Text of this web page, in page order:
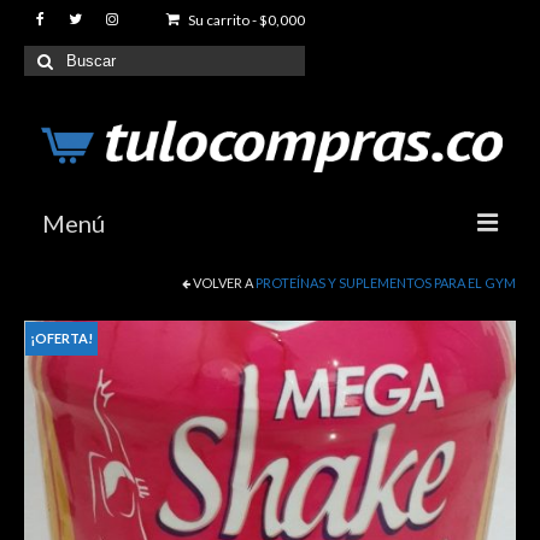
Su carrito-$0,000
Buscar
por:
Menú
Productos
Articulaciones y Movilidad
Reductores de peso
Sexuales y Eroticos
Proteinas y Suplementos para Gimnasio
VOLVER A PROTEÍNAS Y SUPLEMENTOS PARA EL GYM
¡OFERTA!